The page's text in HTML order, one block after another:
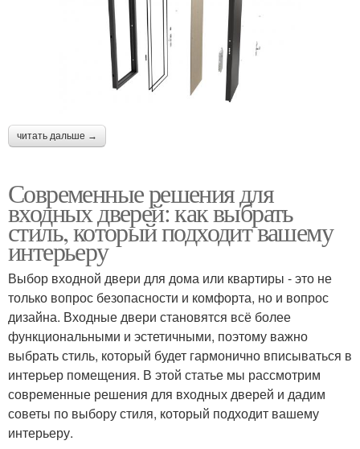
читать дальше →
Современные решения для
входных дверей: как выбрать
стиль, который подходит вашему
интерьеру
Выбор входной двери для дома или квартиры - это не
только вопрос безопасности и комфорта, но и вопрос
дизайна. Входные двери становятся всё более
функциональными и эстетичными, поэтому важно
выбрать стиль, который будет гармонично вписываться в
интерьер помещения. В этой статье мы рассмотрим
современные решения для входных дверей и дадим
советы по выбору стиля, который подходит вашему
интерьеру.